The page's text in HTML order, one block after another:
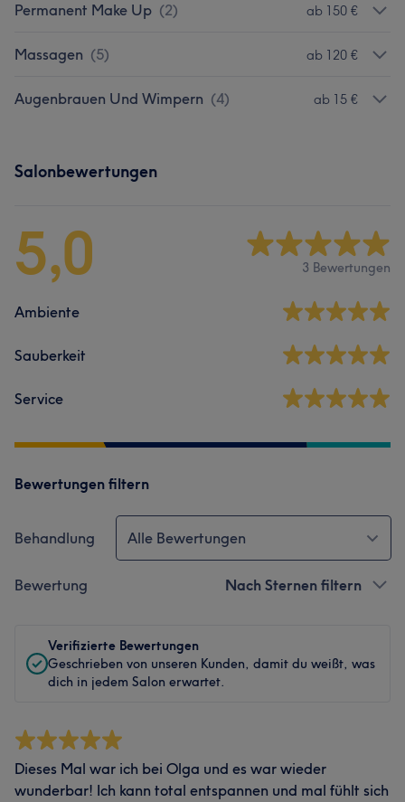
Permanent Make Up (2) ab 150 €
Massagen (5) ab 120 €
Augenbrauen Und Wimpern (4) ab 15 €
Salonbewertungen
5,0 3 Bewertungen
Ambiente
Sauberkeit
Service
Bewertungen filtern
Behandlung Alle Bewertungen
Bewertung Nach Sternen filtern
Verifizierte Bewertungen
Geschrieben von unseren Kunden, damit du weißt, was
dich in jedem Salon erwartet.
Dieses Mal war ich bei Olga und es war wieder
wunderbar! Ich kann total entspannen und mal fühlt sich